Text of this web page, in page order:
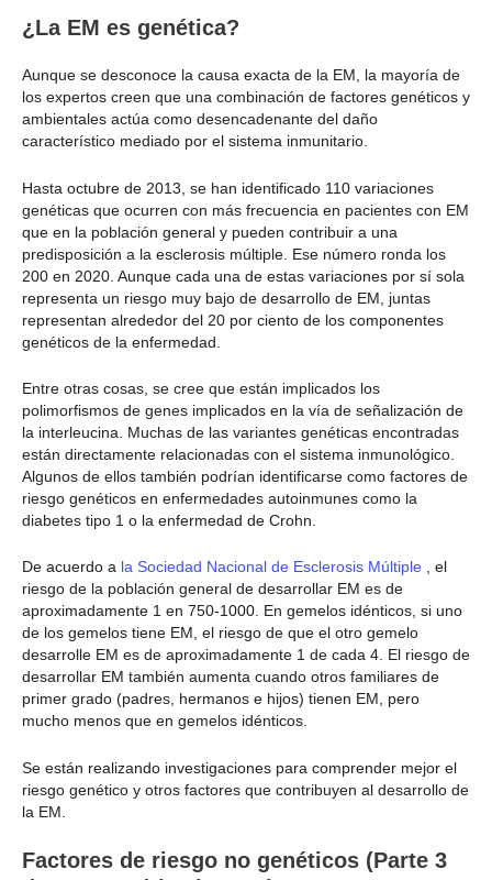
¿La EM es genética?
Aunque se desconoce la causa exacta de la EM, la mayoría de
los expertos creen que una combinación de factores genéticos y
ambientales actúa como desencadenante del daño
característico mediado por el sistema inmunitario.
Hasta octubre de 2013, se han identificado 110 variaciones
genéticas que ocurren con más frecuencia en pacientes con EM
que en la población general y pueden contribuir a una
predisposición a la esclerosis múltiple. Ese número ronda los
200 en 2020. Aunque cada una de estas variaciones por sí sola
representa un riesgo muy bajo de desarrollo de EM, juntas
representan alrededor del 20 por ciento de los componentes
genéticos de la enfermedad.
Entre otras cosas, se cree que están implicados los
polimorfismos de genes implicados en la vía de señalización de
la interleucina. Muchas de las variantes genéticas encontradas
están directamente relacionadas con el sistema inmunológico.
Algunos de ellos también podrían identificarse como factores de
riesgo genéticos en enfermedades autoinmunes como la
diabetes tipo 1 o la enfermedad de Crohn.
De acuerdo a la Sociedad Nacional de Esclerosis Múltiple , el
riesgo de la población general de desarrollar EM es de
aproximadamente 1 en 750-1000. En gemelos idénticos, si uno
de los gemelos tiene EM, el riesgo de que el otro gemelo
desarrolle EM es de aproximadamente 1 de cada 4. El riesgo de
desarrollar EM también aumenta cuando otros familiares de
primer grado (padres, hermanos e hijos) tienen EM, pero
mucho menos que en gemelos idénticos.
Se están realizando investigaciones para comprender mejor el
riesgo genético y otros factores que contribuyen al desarrollo de
la EM.
Factores de riesgo no genéticos (Parte 3